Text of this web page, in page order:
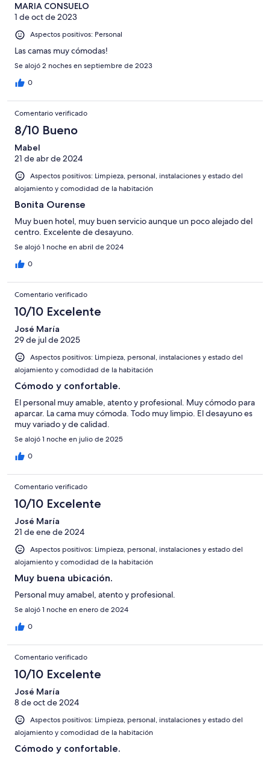
MARIA CONSUELO
1 de oct de 2023
Aspectos positivos: Personal
Las camas muy cómodas!
Se alojó 2 noches en septiembre de 2023
0
Comentario verificado
8/10 Bueno
Mabel
21 de abr de 2024
Aspectos positivos: Limpieza, personal, instalaciones y estado del
alojamiento y comodidad de la habitación
Bonita Ourense
Muy buen hotel, muy buen servicio aunque un poco alejado del
centro. Excelente de desayuno.
Se alojó 1 noche en abril de 2024
0
Comentario verificado
10/10 Excelente
José María
29 de jul de 2025
Aspectos positivos: Limpieza, personal, instalaciones y estado del
alojamiento y comodidad de la habitación
Cómodo y confortable.
El personal muy amable, atento y profesional. Muy cómodo para
aparcar. La cama muy cómoda. Todo muy limpio. El desayuno es
muy variado y de calidad.
Se alojó 1 noche en julio de 2025
0
Comentario verificado
10/10 Excelente
José María
21 de ene de 2024
Aspectos positivos: Limpieza, personal, instalaciones y estado del
alojamiento y comodidad de la habitación
Muy buena ubicación.
Personal muy amabel, atento y profesional.
Se alojó 1 noche en enero de 2024
0
Comentario verificado
10/10 Excelente
José María
8 de oct de 2024
Aspectos positivos: Limpieza, personal, instalaciones y estado del
alojamiento y comodidad de la habitación
Cómodo y confortable.